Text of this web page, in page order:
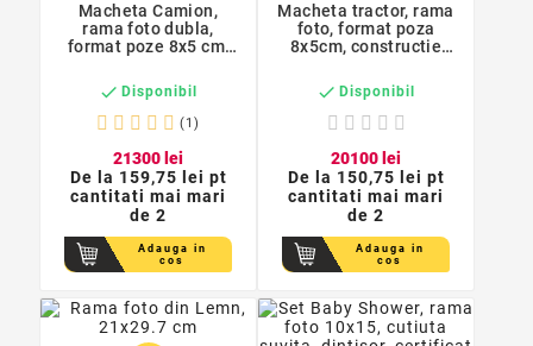
Macheta Camion,
rama foto dubla,
format poze 8x5 cm,
28x11x15 cm
 Disponibil
(1)
21300 lei
De la 159,75 lei pt
cantitati mai mari
de 2
Adauga in
cos
Macheta tractor, rama
foto, format poza
8x5cm, constructie
 Disponibil
20100 lei
De la 150,75 lei pt
cantitati mai mari
de 2
Adauga in
cos